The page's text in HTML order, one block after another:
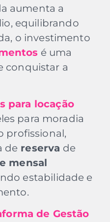
aumenta a
equilibrando
o investimento
é uma
conquistar a
para locação
para moradia
profissional,
de reserva de
mensal
estabilidade e
de Gestão